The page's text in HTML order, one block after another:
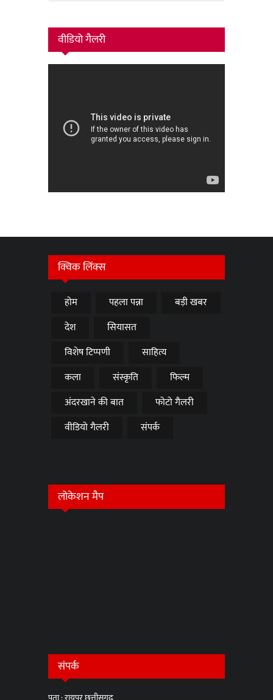
वीडियो गैलरी
क्विक लिंक्स
होम पहला पन्ना
बड़ी खबर
देश
सियासत
विशेष टिप्पणी
साहित्य
कला
संस्कृति
फिल्म
अंदरखाने की बात
फोटो गैलरी
वीडियो गैलरी
संपर्क
लोकेशन मैप
संपर्क